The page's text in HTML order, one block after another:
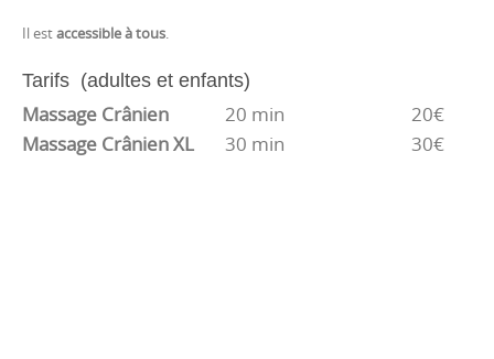
Il estaccessible à tous.
Tarifs (adultes et enfants)
Massage Crânien 20 min
20€
Massage Crânien XL
30 min 30€